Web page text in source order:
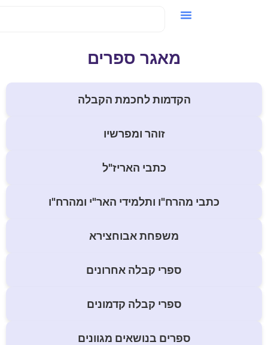
מאגר ספרים
הקדמות לחכמת הקבלה
זוהר ומפרשיו
כתבי האריז"ל
כתבי מהרח"ו ותלמידי האר"י ומהרח"ו
משפחת אבוחצירא
ספרי קבלה אחרונים
ספרי קבלה קדמונים
ספרים בנושאים מגוונים